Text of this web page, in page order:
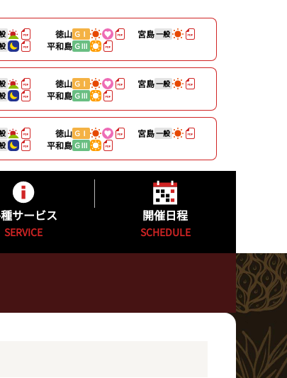
徳山 ＧⅠ 宮島一般
平和島 ＧⅢ
徳山 ＧⅠ 宮島一般
平和島 ＧⅢ
徳山 ＧⅠ 宮島一般
平和島 ＧⅢ
サービス
SERVICE
式YouTube配信番組表
開催日程
SCHEDULE
カッパ★ピア発売日程表